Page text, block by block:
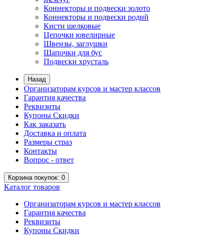
Коннекторы и подвески золото
Коннекторы и подвески родий
Кисти шелковые
Цепочки ювелирные
Швензы, заглушки
Шапочки для бус
Подвески хрусталь
Назад
Организаторам курсов и мастер классов
Гарантия качества
Реквизиты
Купоны Скидки
Как заказать
Доставка и оплата
Размеры страз
Контакты
Вопрос - ответ
Корзинапокупок: 0
Каталог товаров
Организаторам курсов и мастер классов
Гарантия качества
Реквизиты
Купоны Скидки